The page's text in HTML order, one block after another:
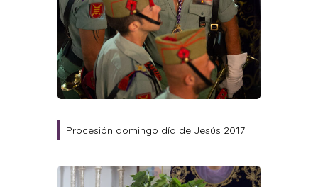
Procesión domingo día de Jesús 2017